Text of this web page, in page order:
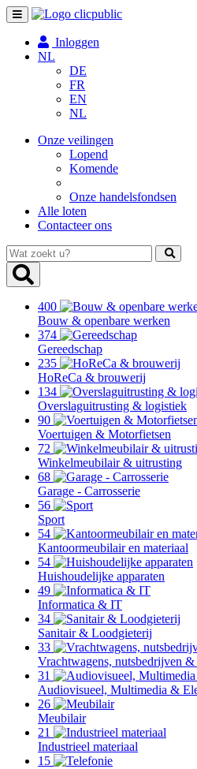
Toggle
navigation
Inloggen
NL
DE
FR
EN
NL
Onze veilingen
Lopend
Komende
Onze handelsfondsen
Alle loten
Contacteer ons
Wat
zoekt
u?
400
Bouw & openbare werken
374
Gereedschap
235
HoReCa & brouwerij
134
Overslaguitrusting & logistiek
90
Voertuigen & Motorfietsen
72
Winkelmeubilair & uitrusting
68
Garage - Carrosserie
56
Sport
54
Kantoormeubilair en materiaal
54
Huishoudelijke apparaten
49
Informatica & IT
34
Sanitair & Loodgieterij
33
Vrachtwagens, nutsbedrijven &
31
Audiovisueel, Multimedia &
26
Meubilair
21
Industrieel materiaal
15